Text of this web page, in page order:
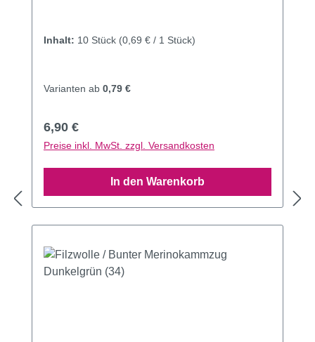
Inhalt: 10 Stück (0,69 € / 1 Stück)
Varianten ab 0,79 €
Regulärer Preis:
6,90 €
Preise inkl. MwSt. zzgl. Versandkosten
In den Warenkorb